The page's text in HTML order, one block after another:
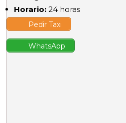
Horario: 24 horas
Pedir Taxi
WhatsApp